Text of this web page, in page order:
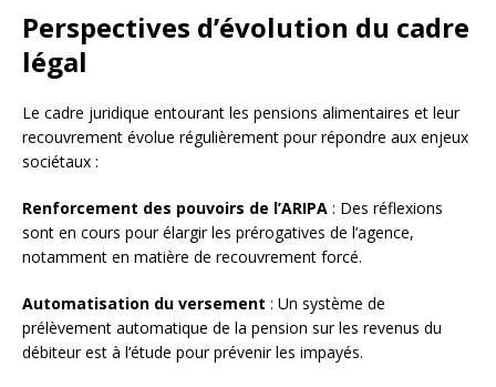
Perspectives d’évolution du cadre
légal
Le cadre juridique entourant les pensions alimentaires et leur
recouvrement évolue régulièrement pour répondre aux enjeux
sociétaux :
Renforcement des pouvoirs de l’ARIPA : Des réflexions
sont en cours pour élargir les prérogatives de l’agence,
notamment en matière de recouvrement forcé.
Automatisation du versement : Un système de
prélèvement automatique de la pension sur les revenus du
débiteur est à l’étude pour prévenir les impayés.